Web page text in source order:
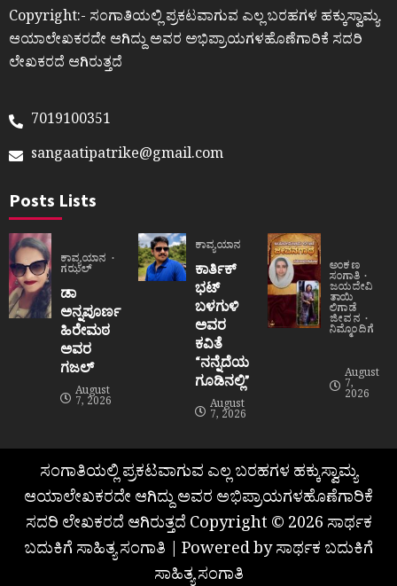
Copyright:- ಸಂಗಾತಿಯಲ್ಲಿ ಪ್ರಕಟವಾಗುವ ಎಲ್ಲ ಬರಹಗಳ ಹಕ್ಕುಸ್ವಾಮ್ಯ
ಆಯಾಲೇಖಕರದೇ ಆಗಿದ್ದು ಅವರ ಅಭಿಪ್ರಾಯಗಳಹೊಣೆಗಾರಿಕೆ ಸದರಿ
ಲೇಖಕರದೆ ಆಗಿರುತ್ತದೆ
7019100351
sangaatipatrike@gmail.com
Posts Lists
ಕಾವ್ಯಯಾನ
ಗಝಲ್
ಡಾ
ಅನ್ನಪೂರ್ಣ
ಹಿರೇಮಠ
ಅವರ
ಗಜಲ್
August
7, 2026
ಕಾವ್ಯಯಾನ
ಕಾರ್ತಿಕ್
ಭಟ್
ಬಳಗುಳಿ
ಅವರ
ಕವಿತೆ
“ನನ್ನೆದೆಯ
ಗೂಡಿನಲ್ಲಿ”
August
7, 2026
ಅಂಕಣ
ಸಂಗಾತಿ
ಜಯದೇವಿ
ತಾಯಿ
ಲಿಗಾಡೆ
ಜೀವನ
ನಿಮ್ಮೊಂದಿಗೆ
August
7,
2026
ಸಂಗಾತಿಯಲ್ಲಿ ಪ್ರಕಟವಾಗುವ ಎಲ್ಲ ಬರಹಗಳ ಹಕ್ಕುಸ್ವಾಮ್ಯ
ಆಯಾಲೇಖಕರದೇ ಆಗಿದ್ದು ಅವರ ಅಭಿಪ್ರಾಯಗಳಹೊಣೆಗಾರಿಕೆ
ಸದರಿ ಲೇಖಕರದೆ ಆಗಿರುತ್ತದೆ Copyright © 2026 ಸಾರ್ಥಕ
ಬದುಕಿಗೆ ಸಾಹಿತ್ಯ ಸಂಗಾತಿ | Powered by ಸಾರ್ಥಕ ಬದುಕಿಗೆ
ಸಾಹಿತ್ಯ ಸಂಗಾತಿ